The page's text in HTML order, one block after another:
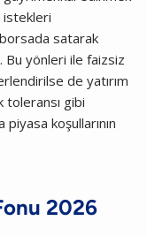
istekleri
satarak
Bu yönleri ile faizsiz
de yatırım
toleransı gibi
piyasa koşullarının
2026